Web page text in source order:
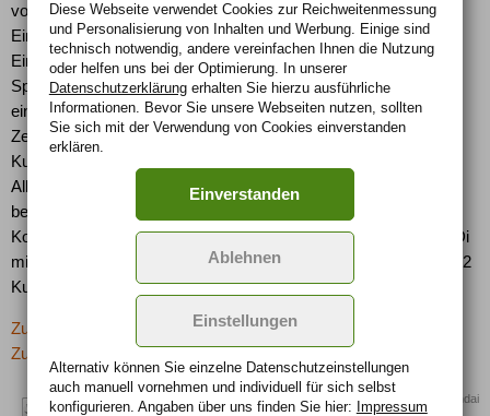
vom neuen Santa Fe bis Ende September 2006 bereits 2.921
Einheiten verkauft, was beinahe dem Jahresziel von 3.000
Einheiten entspricht. Die Erfolgsgeschichte von Hyundais
Sportsroader wird somit auch in der zweiten Generation
eindrucksvoll fortgeschrieben. Der Dieselanteil betrug in diesem
Zeitraum knapp 84 Prozent. Rund 62 Prozent aller Santa Fe
Kunden wählten – entweder als Diesel oder Benziner - eine
Allradvariante und 29 Prozent die erstmals im Programm
befindliche Siebensitzer-Konfiguration. Die beliebteste
Kombination im vielfältigen Santa Fe-Programm ist der 2.2 CRDi
mit Allradantrieb und Automatikgetriebe, für den sich bisher 1.032
Kunden entschieden.
Zurück zur letzten Seite
Zur Übersicht: -> SUV
Quelle: Hyundai
Diese Webseite verwendet Cookies zur Reichweiten­messung
und Personalisierung von Inhalten und Werbung. Einige sind
technisch notwendig, andere vereinfachen Ihnen die Nutzung
oder helfen uns bei der Optimierung. In unserer
Datenschutzerklärungerhalten Sie hierzu ausführliche
Informationen. Bevor Sie unsere Webseiten nutzen, sollten
Sie sich mit der Verwendung von Cookies einverstanden
erklären.
Einverstanden
Ablehnen
Einstellungen
Alternativ können Sie einzelne Datenschutz­ein­stellungen
auch manuell vor­nehmen und indivi­duell für sich selbst
konfigurieren. Angaben über uns finden Sie hier: Impressum